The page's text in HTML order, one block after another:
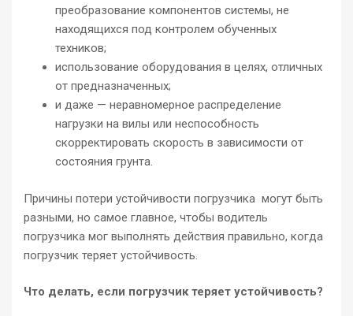
преобразование компонентов системы, не
находящихся под контролем обученных
техников;
использование оборудования в целях, отличных
от предназначенных;
и даже — неравномерное распределение
нагрузки на вилы или неспособность
скорректировать скорость в зависимости от
состояния грунта.
Причины потери устойчивости погрузчика могут быть
разными, но самое главное, чтобы водитель
погрузчика мог выполнять действия правильно, когда
погрузчик теряет устойчивость.
Что делать, если погрузчик теряет устойчивость?